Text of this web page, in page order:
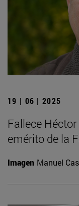
19 | 06 | 2025
Fallece
emérito de la
Imagen Manuel